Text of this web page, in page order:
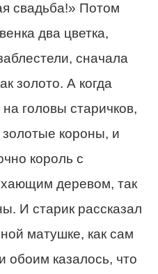
свадьба!» Потом
два цветка,
сначала
золото. А когда
головы старичков,
короны, и
король с
деревом, так
И старик рассказал
матушке, как сам
обоим казалось, что